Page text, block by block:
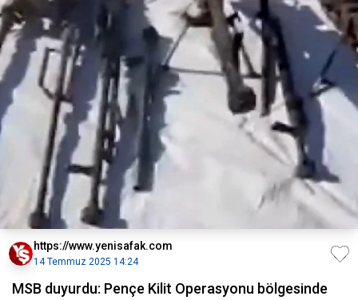
https://www.yenisafak.com
14 Temmuz 2025 14:24
MSB duyurdu: Pençe Kilit Operasyonu bölgesinde